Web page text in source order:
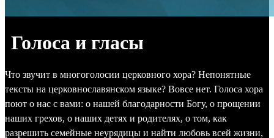
Голоса и гласы
Что звучит в многоголосии церковного хора? Непонятные
тексты на церковнославянском языке? Вовсе нет. Голоса хора
поют о нас с вами: о нашей благодарности Богу, о прощении
наших грехов, о наших детях и родителях, о том, как
разрешить семейные неурядицы и найти любовь всей жизни,